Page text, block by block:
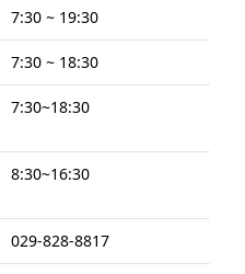
7:30 ~ 19:30
7:30 ~ 18:30
7:30~18:30
8:30~16:30
029-828-8817